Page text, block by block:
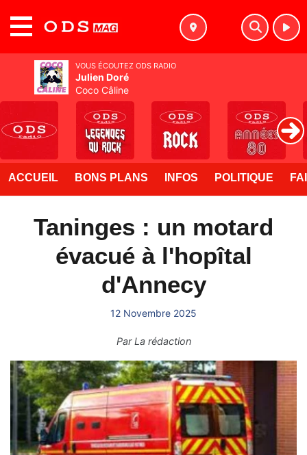
ACCUEIL BONS PLANS INFOS POLITIQUE
Taninges : un motard
évacué à l'hopîtal
d'Annecy
12 Novembre 2025
ParLa rédaction
VOUS ÉCOUTEZ ODS RADIO
Julien Doré
Coco Câline